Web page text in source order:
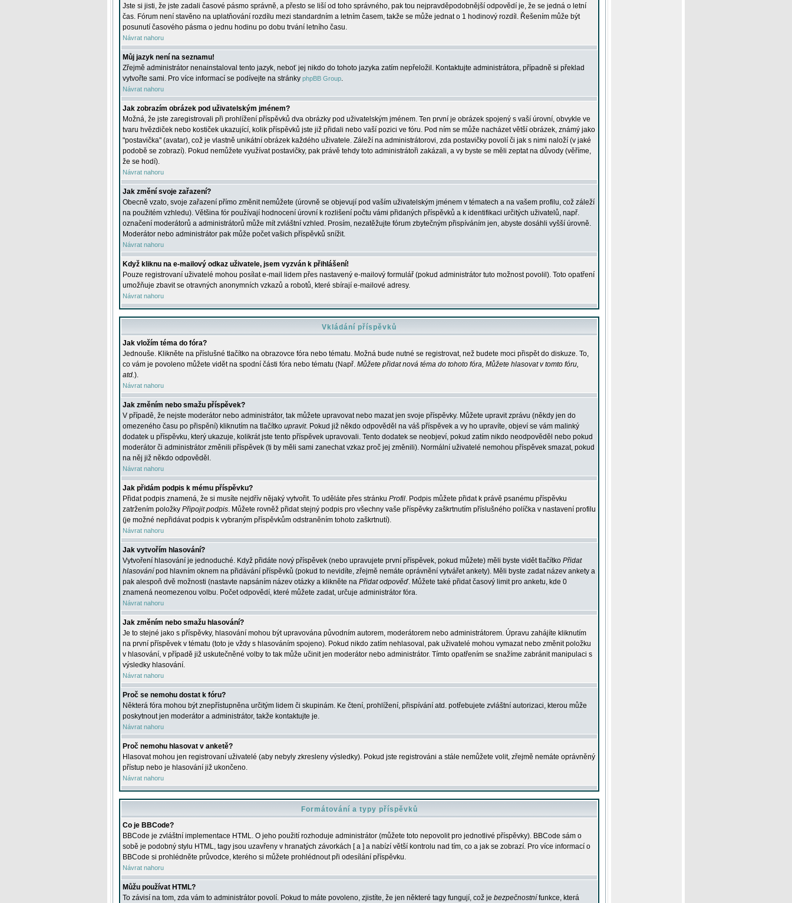
Jste si jisti, že jste zadali časové pásmo správně, a přesto se liší od toho správného, pak tou nejpravděpodobnější odpovědí je, že se jedná o letní
čas. Fórum není stavěno na uplatňování rozdílu mezi standardním a letním časem, takže se může jednat o 1 hodinový rozdíl. Řešením může být
posunutí časového pásma o jednu hodinu po dobu trvání letního času.
Návrat nahoru
Můj jazyk není na seznamu!
Zřejmě administrátor nenainstaloval tento jazyk, neboť jej nikdo do tohoto jazyka zatím nepřeložil. Kontaktujte administrátora, případně si překlad
vytvořte sami. Pro více informací se podívejte na stránky phpBB Group.
Návrat nahoru
Jak zobrazím obrázek pod uživatelským jménem?
Možná, že jste zaregistrovali při prohlížení příspěvků dva obrázky pod uživatelským jménem. Ten první je obrázek spojený s vaší úrovní, obvykle ve
tvaru hvězdiček nebo kostiček ukazující, kolik příspěvků jste již přidali nebo vaší pozici ve fóru. Pod ním se může nacházet větší obrázek, známý jako
"postavička" (avatar), což je vlastně unikátní obrázek každého uživatele. Záleží na administrátorovi, zda postavičky povolí či jak s nimi naloží (v jaké
podobě se zobrazí). Pokud nemůžete využívat postavičky, pak právě tehdy toto administrátoři zakázali, a vy byste se měli zeptat na důvody (věříme,
že se hodí).
Návrat nahoru
Jak změní svoje zařazení?
Obecně vzato, svoje zařazení přímo změnit nemůžete (úrovně se objevují pod vaším uživatelským jménem v tématech a na vašem profilu, což záleží
na použitém vzhledu). Většina fór používají hodnocení úrovní k rozlišení počtu vámi přidaných příspěvků a k identifikaci určitých uživatelů, např.
označení moderátorů a administrátorů může mít zvláštní vzhled. Prosím, nezatěžujte fórum zbytečným přispíváním jen, abyste dosáhli vyšší úrovně.
Moderátor nebo administrátor pak může počet vašich příspěvků snížit.
Návrat nahoru
Když kliknu na e-mailový odkaz uživatele, jsem vyzván k přihlášení!
Pouze registrovaní uživatelé mohou posílat e-mail lidem přes nastavený e-mailový formulář (pokud administrátor tuto možnost povolil). Toto opatření
umožňuje zbavit se otravných anonymních vzkazů a robotů, které sbírají e-mailové adresy.
Návrat nahoru
Vkládání příspěvků
Jak vložím téma do fóra?
Jednouše. Klikněte na příslušné tlačítko na obrazovce fóra nebo tématu. Možná bude nutné se registrovat, než budete moci přispět do diskuze. To,
co vám je povoleno můžete vidět na spodní části fóra nebo tématu (Např. Můžete přidat nová téma do tohoto fóra, Můžete hlasovat v tomto fóru,
atd.).
Návrat nahoru
Jak změním nebo smažu příspěvek?
V případě, že nejste moderátor nebo administrátor, tak můžete upravovat nebo mazat jen svoje příspěvky. Můžete upravit zprávu (někdy jen do
omezeného času po přispění) kliknutím na tlačítko upravit. Pokud již někdo odpověděl na váš příspěvek a vy ho upravíte, objeví se vám malinký
dodatek u příspěvku, který ukazuje, kolikrát jste tento příspěvek upravovali. Tento dodatek se neobjeví, pokud zatím nikdo neodpověděl nebo pokud
moderátor či administrátor změnili příspěvek (ti by měli sami zanechat vzkaz proč jej změnili). Normální uživatelé nemohou příspěvek smazat, pokud
na něj již někdo odpověděl.
Návrat nahoru
Jak přidám podpis k mému příspěvku?
Přidat podpis znamená, že si musíte nejdřív nějaký vytvořit. To uděláte přes stránku Profil. Podpis můžete přidat k právě psanému příspěvku
zatržením položky Připojit podpis. Můžete rovněž přidat stejný podpis pro všechny vaše příspěvky zaškrtnutím příslušného políčka v nastavení profilu
(je možné nepřidávat podpis k vybraným příspěvkům odstraněním tohoto zaškrtnutí).
Návrat nahoru
Jak vytvořím hlasování?
Vytvoření hlasování je jednoduché. Když přidáte nový příspěvek (nebo upravujete první příspěvek, pokud můžete) měli byste vidět tlačítko Přidat
hlasování pod hlavním oknem na přidávání příspěvků (pokud to nevidíte, zřejmě nemáte oprávnění vytvářet ankety). Měli byste zadat název ankety a
pak alespoň dvě možnosti (nastavte napsáním název otázky a klikněte na Přidat odpověď. Můžete také přidat časový limit pro anketu, kde 0
znamená neomezenou volbu. Počet odpovědí, které můžete zadat, určuje administrátor fóra.
Návrat nahoru
Jak změním nebo smažu hlasování?
Je to stejné jako s příspěvky, hlasování mohou být upravována původním autorem, moderátorem nebo administrátorem. Úpravu zahájíte kliknutím
na první příspěvek v tématu (toto je vždy s hlasováním spojeno). Pokud nikdo zatím nehlasoval, pak uživatelé mohou vymazat nebo změnit položku
v hlasování, v případě již uskutečněné volby to tak může učinit jen moderátor nebo administrátor. Tímto opatřením se snažíme zabránit manipulaci s
výsledky hlasování.
Návrat nahoru
Proč se nemohu dostat k fóru?
Některá fóra mohou být znepřístupněna určitým lidem či skupinám. Ke čtení, prohlížení, přispívání atd. potřebujete zvláštní autorizaci, kterou může
poskytnout jen moderátor a administrátor, takže kontaktujte je.
Návrat nahoru
Proč nemohu hlasovat v anketě?
Hlasovat mohou jen registrovaní uživatelé (aby nebyly zkresleny výsledky). Pokud jste registrováni a stále nemůžete volit, zřejmě nemáte oprávněný
přístup nebo je hlasování již ukončeno.
Návrat nahoru
Formátování a typy příspěvků
Co je BBCode?
BBCode je zvláštní implementace HTML. O jeho použití rozhoduje administrátor (můžete toto nepovolit pro jednotlivé příspěvky). BBCode sám o
sobě je podobný stylu HTML, tagy jsou uzavřeny v hranatých závorkách [ a ] a nabízí větší kontrolu nad tím, co a jak se zobrazí. Pro více informací o
BBCode si prohlédněte průvodce, kterého si můžete prohlédnout při odesílání příspěvku.
Návrat nahoru
Můžu používat HTML?
To závisí na tom, zda vám to administrátor povolí. Pokud to máte povoleno, zjistíte, že jen některé tagy fungují, což je bezpečnostní funkce, která